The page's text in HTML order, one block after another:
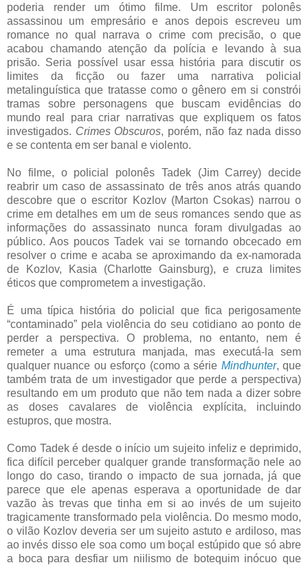
poderia render um ótimo filme. Um escritor polonês
assassinou um empresário e anos depois escreveu um
romance no qual narrava o crime com precisão, o que
acabou chamando atenção da polícia e levando à sua
prisão. Seria possível usar essa história para discutir os
limites da ficção ou fazer uma narrativa policial
metalinguística que tratasse como o gênero em si constrói
tramas sobre personagens que buscam evidências do
mundo real para criar narrativas que expliquem os fatos
investigados. Crimes Obscuros, porém, não faz nada disso
e se contenta em ser banal e violento.
No filme, o policial polonês Tadek (Jim Carrey) decide
reabrir um caso de assassinato de três anos atrás quando
descobre que o escritor Kozlov (Marton Csokas) narrou o
crime em detalhes em um de seus romances sendo que as
informações do assassinato nunca foram divulgadas ao
público. Aos poucos Tadek vai se tornando obcecado em
resolver o crime e acaba se aproximando da ex-namorada
de Kozlov, Kasia (Charlotte Gainsburg), e cruza limites
éticos que comprometem a investigação.
É uma típica história do policial que fica perigosamente
“contaminado” pela violência do seu cotidiano ao ponto de
perder a perspectiva. O problema, no entanto, nem é
remeter a uma estrutura manjada, mas executá-la sem
qualquer nuance ou esforço (como a série Mindhunter, que
também trata de um investigador que perde a perspectiva)
resultando em um produto que não tem nada a dizer sobre
as doses cavalares de violência explícita, incluindo
estupros, que mostra.
Como Tadek é desde o início um sujeito infeliz e deprimido,
fica difícil perceber qualquer grande transformação nele ao
longo do caso, tirando o impacto de sua jornada, já que
parece que ele apenas esperava a oportunidade de dar
vazão às trevas que tinha em si ao invés de um sujeito
tragicamente transformado pela violência. Do mesmo modo,
o vilão Kozlov deveria ser um sujeito astuto e ardiloso, mas
ao invés disso ele soa como um boçal estúpido que só abre
a boca para desfiar um niilismo de botequim inócuo que